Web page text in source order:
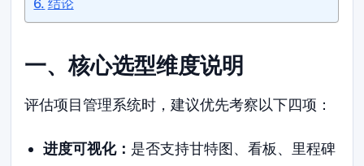
一、核心选型维度说明
评估项目管理系统时，建议优先考察以下四项：
进度可视化： 是否支持甘特图、看板、里程碑